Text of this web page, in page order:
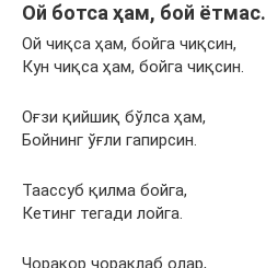
Ой ботса ҳам, бой ётмас.
Ой чиқса ҳам, бойга чиқсин,
Кун чиқса ҳам, бойга чиқсин.
Оғзи қийшиқ бўлса ҳам,
Бойнинг ўғли гапирсин.
Таассуб қилма бойга,
Кетинг тегади лойга.
Чоракор чораклаб олар,